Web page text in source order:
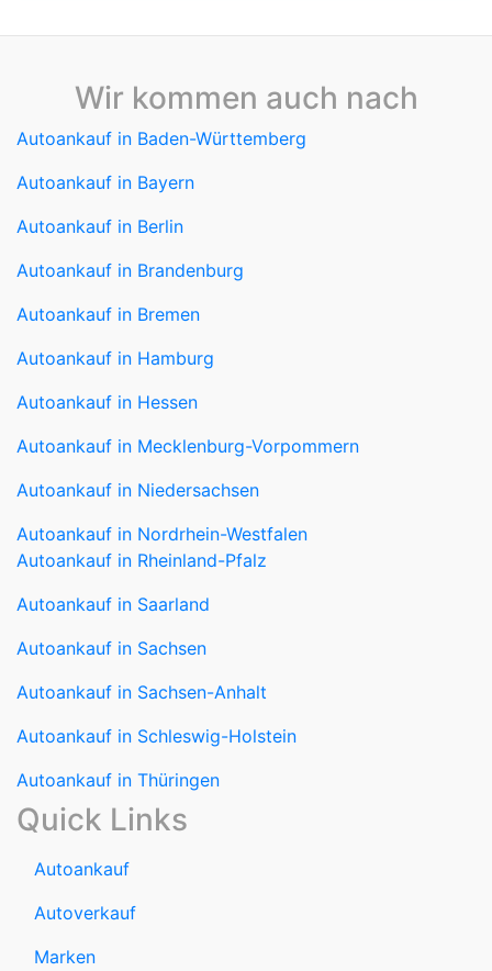
Wir kommen auch nach
Autoankauf in Baden-Württemberg
Autoankauf in Bayern
Autoankauf in Berlin
Autoankauf in Brandenburg
Autoankauf in Bremen
Autoankauf in Hamburg
Autoankauf in Hessen
Autoankauf in Mecklenburg-Vorpommern
Autoankauf in Niedersachsen
Autoankauf in Nordrhein-Westfalen
Autoankauf in Rheinland-Pfalz
Autoankauf in Saarland
Autoankauf in Sachsen
Autoankauf in Sachsen-Anhalt
Autoankauf in Schleswig-Holstein
Autoankauf in Thüringen
Quick Links
Autoankauf
Autoverkauf
Marken